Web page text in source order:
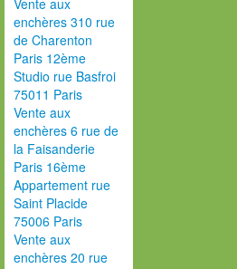
Vente aux
enchères 310 rue
de Charenton
Paris 12ème
Studio rue Basfroi
75011 Paris
Vente aux
enchères 6 rue de
la Faisanderie
Paris 16ème
Appartement rue
Saint Placide
75006 Paris
Vente aux
enchères 20 rue